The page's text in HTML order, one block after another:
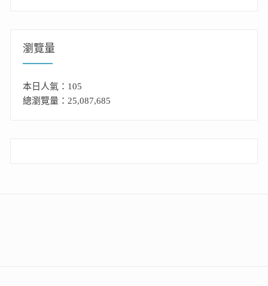
瀏覽量
本日人氣：105
總瀏覽量：25,087,685